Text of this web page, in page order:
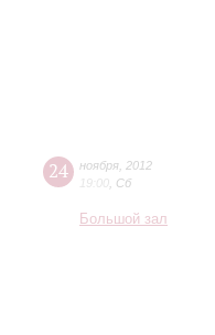
24 ноября 2012
19:00 Сб
Большой зал